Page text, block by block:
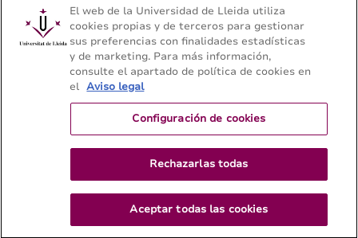
Mapa del web Contacto
+34 973 70 20 98
El web de la Universidad de Lleida utiliza
cookies propias y de terceros para gestionar
sus preferencias con finalidades estadísticas
y de marketing. Para más información,
consulte el apartado de política de cookies en
el Aviso legal
Configuración de cookies
Rechazarlas todas
Aceptar todas las cookies